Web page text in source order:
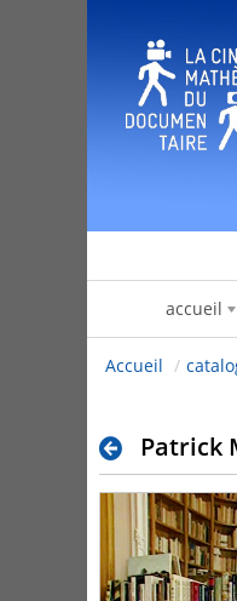
accueil
Accueil /
Patrick